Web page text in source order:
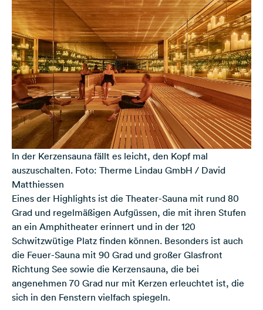
In der Kerzensauna fällt es leicht, den Kopf mal
auszuschalten. Foto: Therme Lindau GmbH / David
Matthiessen
Eines der Highlights ist die Theater-Sauna mit rund 80
Grad und regelmäßigen Aufgüssen, die mit ihren Stufen
an ein Amphitheater erinnert und in der 120
Schwitzwütige Platz finden können. Besonders ist auch
die Feuer-Sauna mit 90 Grad und großer Glasfront
Richtung See sowie die Kerzensauna, die bei
angenehmen 70 Grad nur mit Kerzen erleuchtet ist, die
sich in den Fenstern vielfach spiegeln.